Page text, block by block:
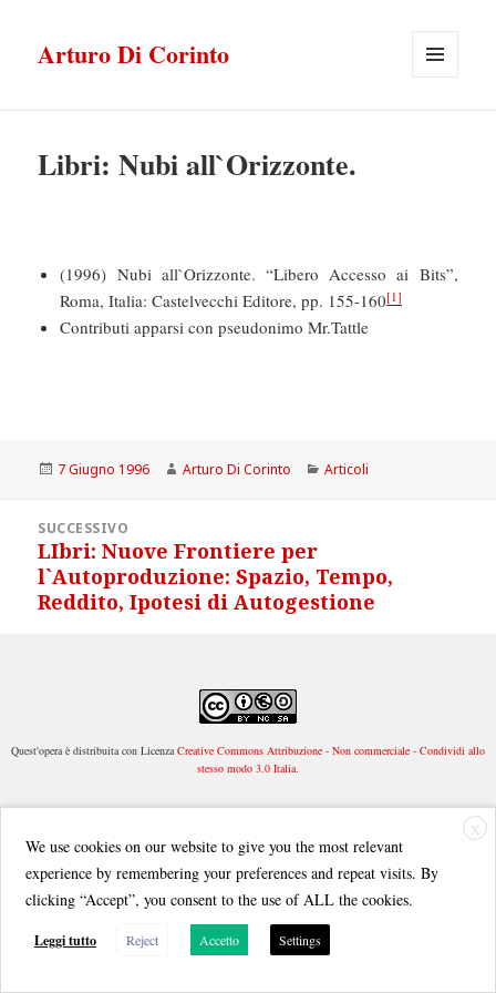
Arturo Di Corinto
Libri: Nubi all`Orizzonte.
(1996) Nubi all`Orizzonte. “Libero Accesso ai Bits”,
Roma, Italia: Castelvecchi Editore, pp. 155-160[1]
Contributi apparsi con pseudonimo Mr.Tattle
Scritto
7 Giugno 1996 Autore
Arturo Di Corinto Categorie
Articoli
articoliSUCCESSIVO
Articolo
successivo:
LIbri: Nuove Frontiere per
l`Autoproduzione: Spazio, Tempo,
Reddito, Ipotesi di Autogestione
Quest'opera è distribuita con LicenzaCreative Commons Attribuzione - Non commerciale - Condividi allo
stesso modo 3.0 Italia.
X
We use cookies on our website to give you the most relevant
experience by remembering your preferences and repeat visits. By
clicking “Accept”, you consent to the use of ALL the cookies.
Leggi tutto Reject Accetto Settings